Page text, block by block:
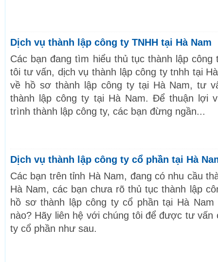
Dịch vụ thành lập công ty TNHH tại Hà Nam
Các bạn đang tìm hiểu thủ tục thành lập công
tôi tư vấn, dịch vụ thành lập công ty tnhh tại
về hồ sơ thành lập công ty tại Hà Nam, tư
thành lập công ty tại Hà Nam. Để thuận lợi
trình thành lập công ty, các bạn đừng ngần...
Dịch vụ thành lập công ty cổ phần tại Hà
Các bạn trên tỉnh Hà Nam, đang có nhu cầu
Hà Nam, các bạn chưa rõ thủ tục thành lập
hồ sơ thành lập công ty cổ phần tại Hà
nào? Hãy liên hệ với chúng tôi để được tư vấn
ty cổ phần như sau.